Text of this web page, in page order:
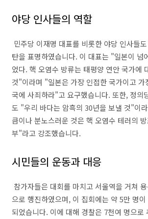
야당 인사들의 역할
민주당 이재명 대표를 비롯한 야당 인사들
탄을 표명하였습니다. 이 대표는 "일본이 넘
었다. 핵 오염수 방류는 태평양 연안 국가에
것"이라며 "일본은 가장 인접한 국가이고 가
국에 사죄하라"고 요구했습니다. 또한, 정의
도 "우리 바다는 암흑의 30년을 보낼 것"이
큼이나 분노스러운 것은 핵 오염수 테러의
부"라고 강조했습니다.
시민들의 운동과 대응
참가자들은 대회를 마치고 서울역을 거쳐
으로 행진하였으며, 이 집회에는 약 5만 명
되었습니다. 이에 대해 경찰은 7천여 명으로